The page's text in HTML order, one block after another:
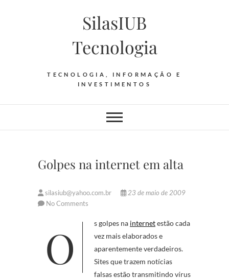
SilasIUB
Tecnologia
TECNOLOGIA, INFORMAÇÃO E
INVESTIMENTOS
Golpes na internet em alta
silasiub@yahoo.com.br
23 de maio de 2009
No Comments
Os golpes na internetestão cada
vez mais elaborados e
aparentemente verdadeiros.
Sites que trazem notícias
falsas estão transmitindo vírus